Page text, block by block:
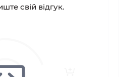
свій відгук.